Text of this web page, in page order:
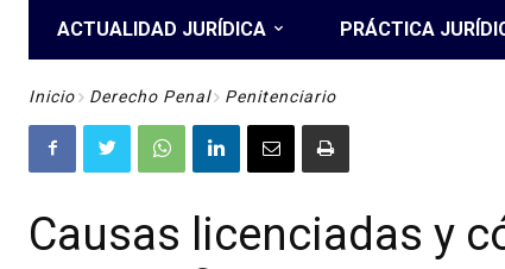
ACTUALIDAD JURÍDICA PRÁCTICA
Inicio Derecho Penal Penitenciario
Causas licenciadas y